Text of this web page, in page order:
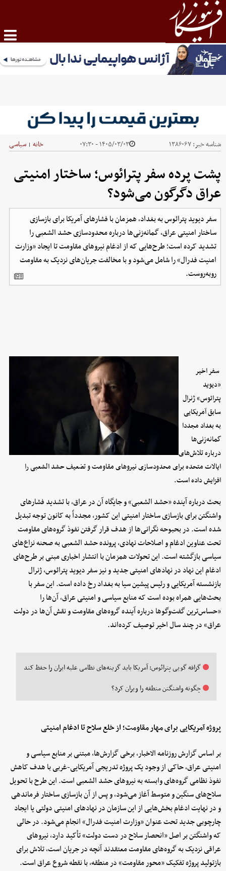
شناسه خبر:۱۳۸۶۰۶۷ ۱۴۰۵/۰۳/۰۳ - ۰۷:۳۰ خانه | سیاسی
پشت پرده سفر پترائوس؛ ساختار امنیتی
عراق دگرگون می‌شود؟
سفر دیوید پترائوس به بغداد، همزمان با فشارهای آمریکا برای بازسازی
ساختار امنیتی عراق، گمانه‌زنی‌ها درباره محدودسازی حشد الشعبی را
تشدید کرده است؛ طرح‌هایی که از ادغام نیروهای مقاومت تا ایجاد «وزارت
امنیت فدرال» را شامل می‌شود و با مخالفت جریان‌های نزدیک به مقاومت
روبه‌روست.
سفر اخیر
«دیوید
پترائوس» ژنرال
سابق آمریکایی
به بغداد مجددا
گمانه‌زنی‌ها
درباره تلاش‌های
ایالات متحده برای محدودسازی نیروهای مقاومت و تضعیف حشد الشعبی را
افزایش داده است.
بحث درباره آینده «حشد الشعبی» و جایگاه آن در عراق، با تشدید فشارهای
واشنگتن برای بازسازی ساختار امنیتی این کشور، مجدداً به کانون توجه تبدیل
شده است. در بحبوحه نگرانی‌ها از هدف قرار گرفتن نفوذ گروه‌های مقاومت
تحت عناوین ادغام و اصلاحات نهادی، پرونده حشد الشعبی به صحنه نزاع‌های
سیاسی بازگشته است. این تحولات همزمان با انتشار اخباری مبنی بر طرح‌های
ادغام این نهاد در نهادهای امنیتی جدید و نیز سفر دیوید پترائوس، ژنرال
بازنشسته آمریکایی و رئیس پیشین سیا به بغداد رخ داده است. این سفر با
بحث‌هایی همراه بوده است که منابع سیاسی و امنیتی عراق، آن‌ها را
«حساس‌ترین گفت‌وگوها درباره آینده گروه‌های مقاومت و نقش آن‌ها در دولت
عراق» در چند سال اخیر توصیف کرده‌اند.
گزافه گویی پترائوس: آمریکا باید گزینه‌های نظامی علیه ایران را حفظ کند
چگونه واشنگتن منطقه را ویران کرد؟
پروژه آمریکایی برای مهار مقاومت؛ از خلع سلاح تا ادغام امنیتی
بر اساس گزارش‌ روزنامه الاخبار، برخی گزارش‌ها، مبتنی بر منابع سیاسی و
امنیتی عراق، حاکی از وجود یک پروژه تدریجی آمریکایی-غربی با هدف کاهش
نفوذ نظامی گروه‌های وابسته به نیروهای حشد الشعبی است. این طرح با تحویل
سلاح‌های سنگین و متوسط ​​آغاز می‌شود، و پس از آن بازسازی ساختار فرماندهی
و در نهایت ادغام بخش‌هایی از این سازمان در نهادهای امنیتی دولتی یا ایجاد
چارچوبی جدید تحت عنوان «وزارت امنیت فدرال» انجام می‌شود. در حالی
که واشنگتن بر اصل «انحصار سلاح در دست دولت» تأکید دارد، نیروهای
عراقی نزدیک به گروه‌های مقاومت معتقدند آنچه در جریان است، تلاش برای
بازتولید پروژه تفکیک «محور مقاومت» در منطقه، با نقطه شروع عراق است.